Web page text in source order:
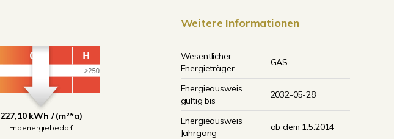
227,10 kWh / (m²*a)
Endenergiebedarf
Weitere Informationen
Wesentlicher
Energieträger
GAS
Energieausweis
gültig bis
2032-05-28
Energieausweis
Jahrgang
ab dem 1.5.2014